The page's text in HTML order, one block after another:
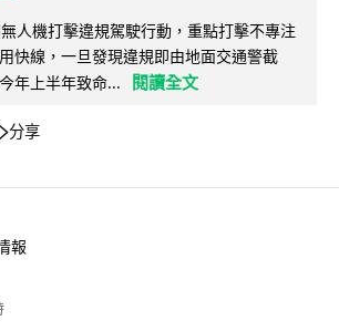
人機打擊違規駕駛行動，重點打擊不專注
快線，一旦發現違規即由地面交通警截
年上半年致命...
閱讀全文
分享
報